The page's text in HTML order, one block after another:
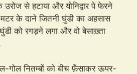
से हटाया और योनिद्वार पे फेरने
के दाने जितनी घुंडी का अहसास
को रगड़ने लगा और वो बेसाख़्ता
गोल नितम्बों को बीच फ़ँसाकर ऊपर-